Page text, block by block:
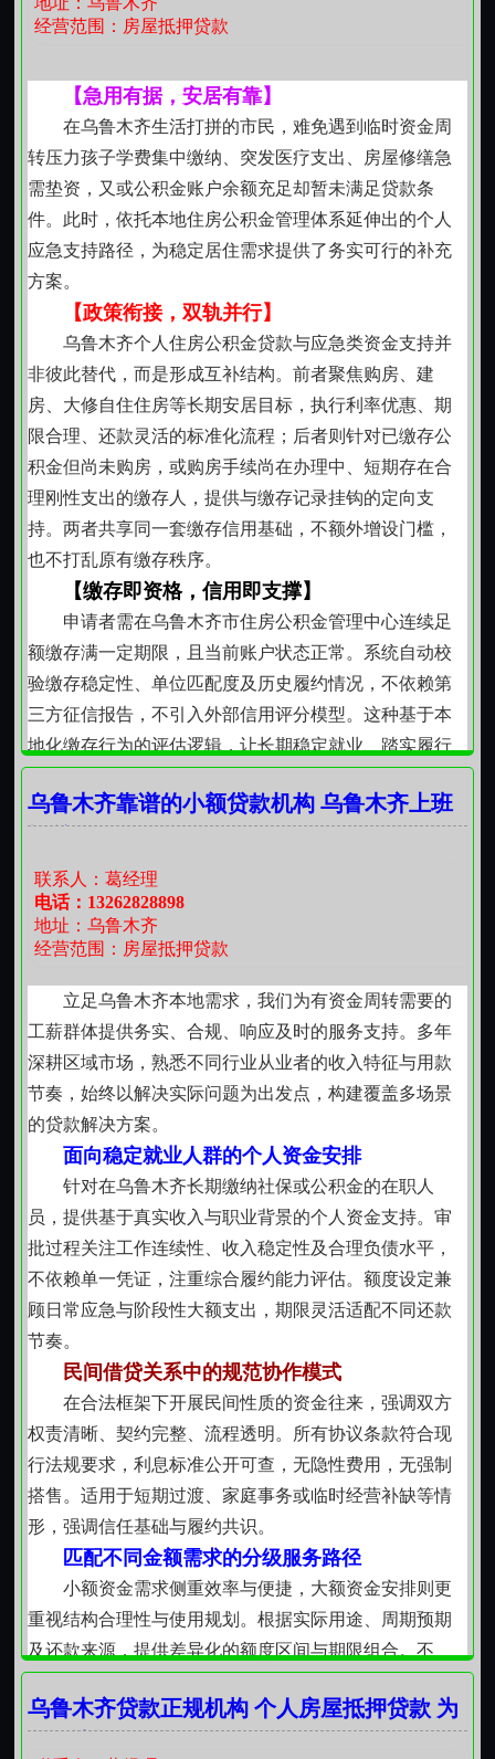
现更可持续的运转状态。
短期资金用于应对节前备货、临时仓储扩容或突发
台入驻费用；长期则可支撑轻资产加盟、区域代理权获
取或自有仓储建设。每笔资金的使用规划均与申请人当
期实际业务动线对齐，避免资金闲置或错配导致的效率
损耗。
风控逻辑扎根于实地观察
除书面材料外，必要时会结合乌鲁木齐本地商业生
态特点开展简要现场了解例如查看早市摊位出货频次、
建材市场档口日均询价量、汽配城仓库周转节奏等。这
种贴近一线的判断方式，让支持决策更契合边疆地区特
有的产业节奏与信用形成机制。
手续精简，重在可持续协作
整个流程强调材料真实性与信息一致性，不设置复
杂层级审批。从资料提交到较终确认，注重各环节反馈
时效，减少反复补件。我们相信，良好的合作关系始于
彼此坦诚，成于长期共赢每一次资金支持，都是对乌鲁
木齐本地经济毛细血管的一次切实托举。
经营范围：房屋抵押贷款
【急用有据，安居有靠】
在乌鲁木齐生活打拼的市民，难免遇到临时资金周
转压力孩子学费集中缴纳、突发医疗支出、房屋修缮急
需垫资，又或公积金账户余额充足却暂未满足贷款条
件。此时，依托本地住房公积金管理体系延伸出的个人
应急支持路径，为稳定居住需求提供了务实可行的补充
方案。
【政策衔接，双轨并行】
乌鲁木齐个人住房公积金贷款与应急类资金支持并
非彼此替代，而是形成互补结构。前者聚焦购房、建
房、大修自住住房等长期安居目标，执行利率优惠、期
限合理、还款灵活的标准化流程；后者则针对已缴存公
积金但尚未购房，或购房手续尚在办理中、短期存在合
理刚性支出的缴存人，提供与缴存记录挂钩的定向支
持。两者共享同一套缴存信用基础，不额外增设门槛，
也不打乱原有缴存秩序。
【缴存即资格，信用即支撑】
申请者需在乌鲁木齐市住房公积金管理中心连续足
额缴存满一定期限，且当前账户状态正常。系统自动校
验缴存稳定性、单位匹配度及历史履约情况，不依赖第
三方征信报告，不引入外部信用评分模型。这种基于本
地化缴存行为的评估逻辑，让长期稳定就业、踏实履行
为潜在的资金支持积累真实可信的依据。
所支持的资金仅限用于家庭基本生活保障范畴内的
必要开支，包括但不限于：医保报销后个人承担的合规
医疗费用、子女义务教育阶段的学杂费用、自有住房漏
水漏电等影响安全使用的紧急维修支出、以及因不可抗
力导致的阶段性收入中断补偿。所有资金流向均通过银
行专户闭环处理，确保专款专用，也保障资金使用的可
追溯性与合规性。
【流程精简，响应有序】
从材料提交到资金划转，全程依托线上服务平台完
成。申请人只需提供身份证明、近期缴存明细、用途佐
证材料（如缴费通知单、维修报价单、诊疗凭证等），
系统自动比对关键字段，人工复核环节聚焦材料真实性
与用途合理性。审核周期以工作日计，不承诺即时响
应，但杜绝冗余环节，避免重复提交，让每一份材料都
切实服务于判断本身。
该支持机制并非静态规则，而是随乌鲁木齐住房保
障体系演进同步调整。例如，针对新市民、青年人群的
阶段性特点，近年已优化了缴存时限认定方式；对多孩
家庭、老旧小区住户等群体，在用途范围与额度测算上
亦体现差异化考量。制度设计始终立足本地实际，回应
真实生活场景中的细微变化。
【稳住当下，托举未来】
这笔资金不是替代长期财务规划的捷径，而是帮助
市民渡过阶段性压力的缓冲支点。它不改变原有公积金
贷款的申办节奏，也不影响未来购房时的贷款资格与额
度计算。相反，规范使用应急支持的经历，往往成为后
续申请大额住房贷款时，反映家庭财务韧性的积极参
考。安居从来不是孤点，而是一连串扎实步骤的自然延
乌鲁木齐靠谱的小额贷款机构 乌鲁木齐上班
联系人：葛经理
电话：13262828898
地址：乌鲁木齐
经营范围：房屋抵押贷款
立足乌鲁木齐本地需求，我们为有资金周转需要的
工薪群体提供务实、合规、响应及时的服务支持。多年
深耕区域市场，熟悉不同行业从业者的收入特征与用款
节奏，始终以解决实际问题为出发点，构建覆盖多场景
的贷款解决方案。
面向稳定就业人群的个人资金安排
针对在乌鲁木齐长期缴纳社保或公积金的在职人
员，提供基于真实收入与职业背景的个人资金支持。审
批过程关注工作连续性、收入稳定性及合理负债水平，
不依赖单一凭证，注重综合履约能力评估。额度设定兼
顾日常应急与阶段性大额支出，期限灵活适配不同还款
节奏。
民间借贷关系中的规范协作模式
在合法框架下开展民间性质的资金往来，强调双方
权责清晰、契约完整、流程透明。所有协议条款符合现
行法规要求，利息标准公开可查，无隐性费用，无强制
搭售。适用于短期过渡、家庭事务或临时经营补缺等情
形，强调信任基础与履约共识。
匹配不同金额需求的分级服务路径
小额资金需求侧重效率与便捷，大额资金安排则更
重视结构合理性与使用规划。根据实际用途、周期预期
及还款来源，提供差异化的额度区间与期限组合。不
支持都具备明确落地场景。
乌鲁木齐贷款正规机构 个人房屋抵押贷款 为